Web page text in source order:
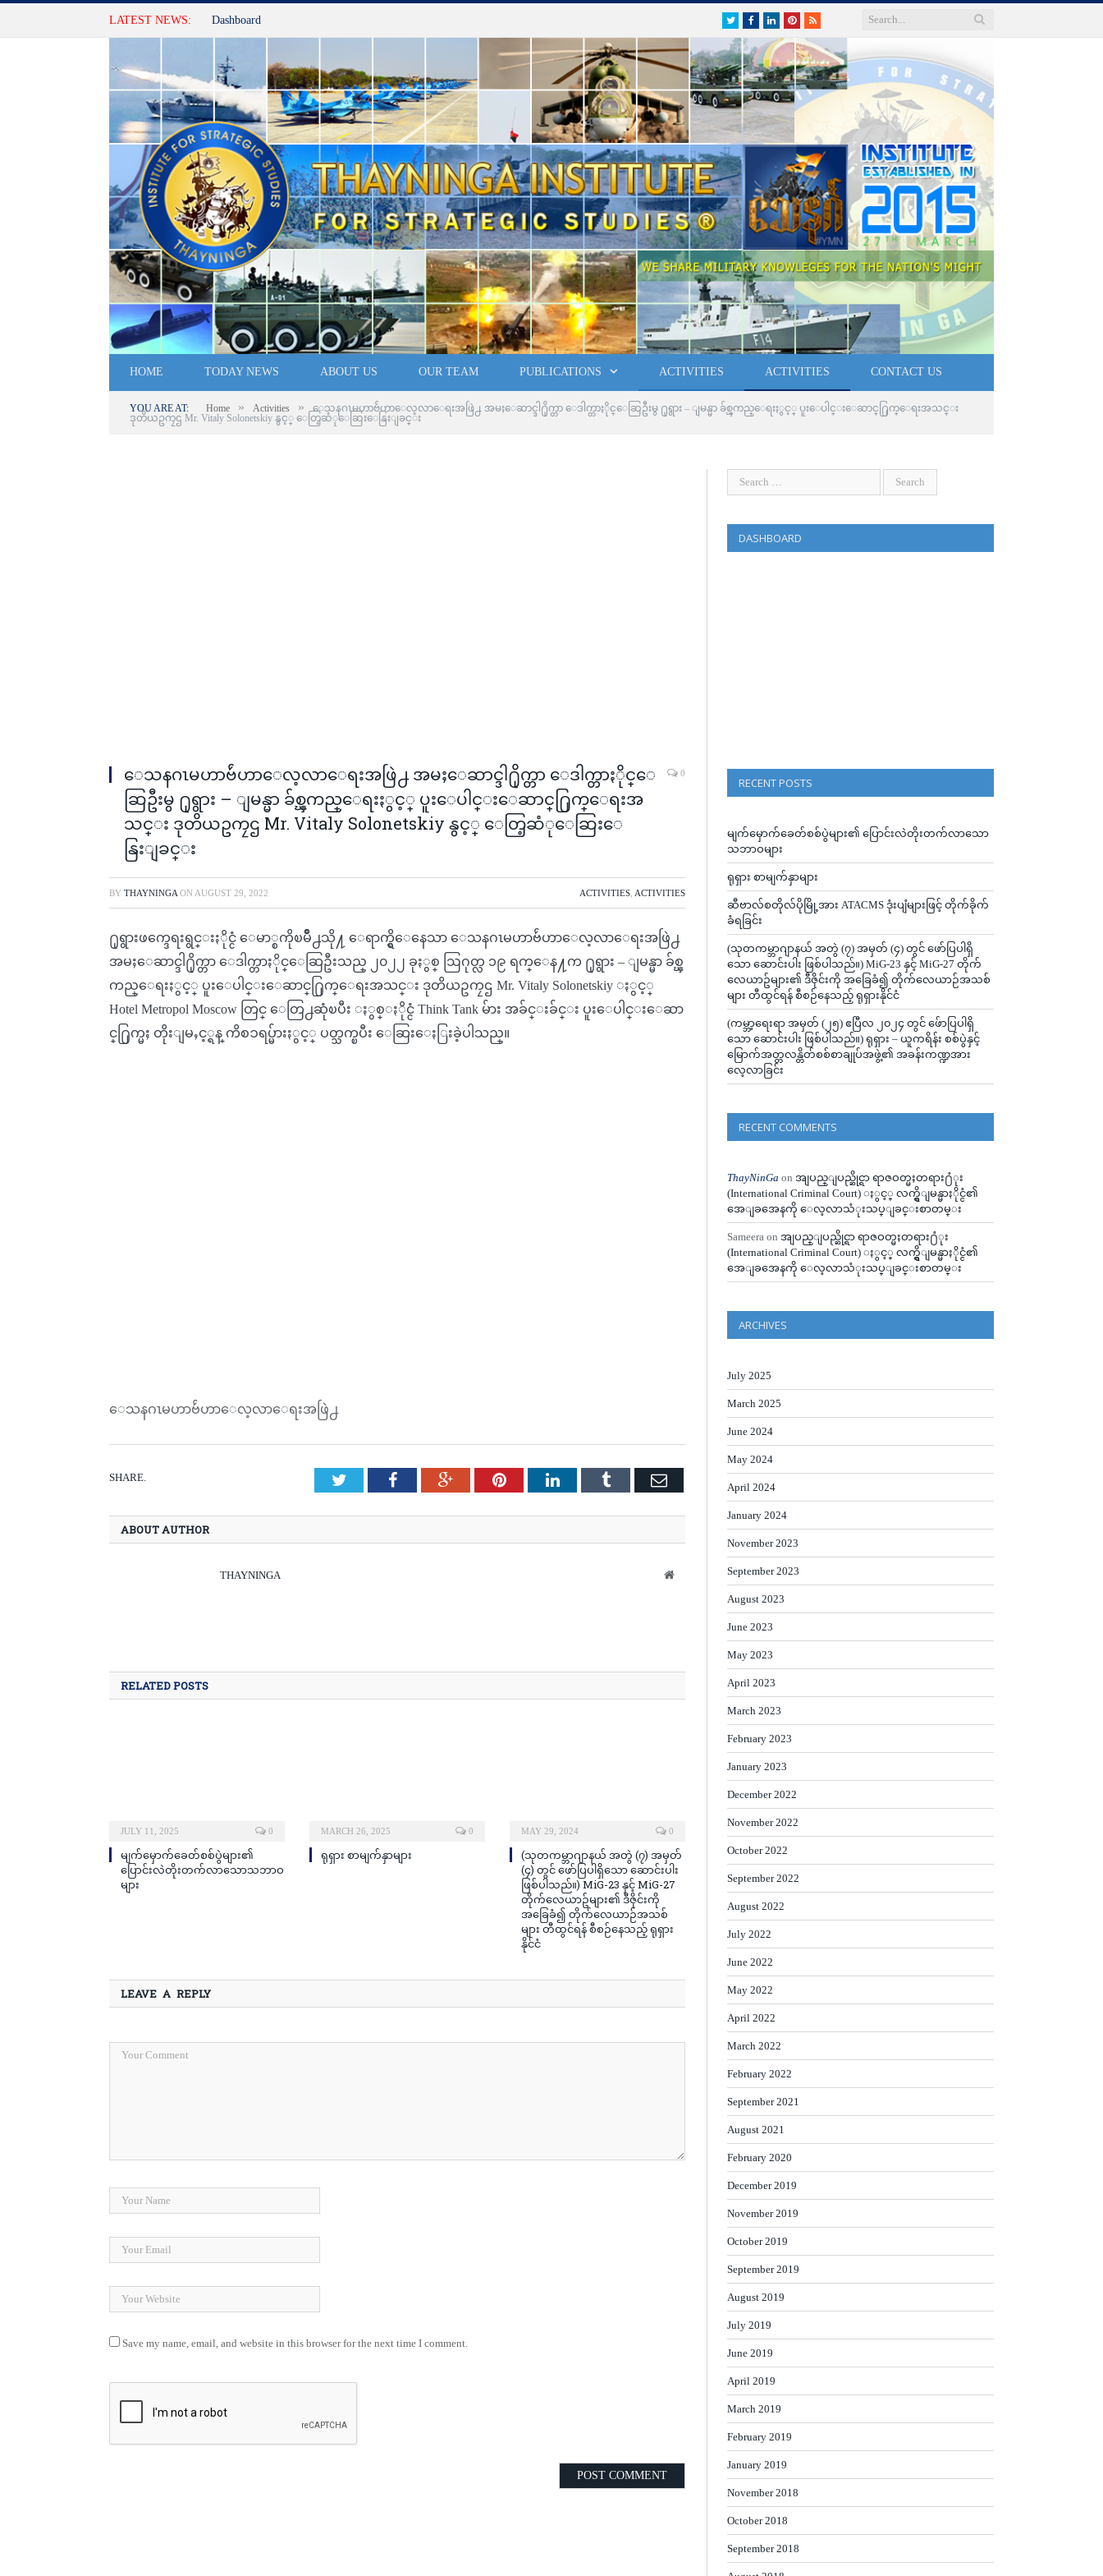
LATEST NEWS: Dashboard TwitterFacebookLinkedInPinterest
RSS
HOME TODAY NEWS ABOUT US OUR TEAM PUBLICATIONS ACTIVITIES ACTIVITIES CONTACT US
YOU ARE AT: Home » Activities »
ေသနဂၤမဟာဗ်ဴဟာေလ့လာေရးအဖြဲ႕ အမႈေဆာင္ဒါ႐ိုက္တာ ေဒါက္တာႏိုင္ေဆြဦးမွ ႐ုရွား – ျမန္မာ ခ်စ္ၾကည္ေရးႏွင့္ ပူးေပါင္းေဆာင္႐ြက္ေရးအသင္း
ဒုတိယဥကၠဌ Mr. Vitaly Solonetskiy နွင့္ ေတြ့ဆံုေဆြးေနြးျခင္း
ေသနဂၤမဟာဗ်ဴဟာေလ့လာေရးအဖြဲ႕ အမႈေဆာင္ဒါ႐ိုက္တာ ေဒါက္တာႏိုင္ေ
ဆြဦးမွ ႐ုရွား – ျမန္မာ ခ်စ္ၾကည္ေရးႏွင့္ ပူးေပါင္းေဆာင္႐ြက္ေရးအ
သင္း ဒုတိယဥကၠဌ Mr. Vitaly Solonetskiy နွင့္ ေတြ့ဆံုေဆြးေ
နြးျခင္း
0
BY THAYNINGA ON AUGUST 29, 2022 ACTIVITIES ACTIVITIES
႐ုရွားဖက္ဒေရးရွင္းႏိုင္ငံ ေမာ္စကိုၿမိဳ႕သို႔ ေရာက္ရွိေနေသာ ေသနဂၤမဟာဗ်ဴဟာေလ့လာေရးအဖြဲ႕
အမႈေဆာင္ဒါ႐ိုက္တာ ေဒါက္တာႏိုင္ေဆြဦးသည္ ၂၀၂၂ ခုႏွစ္ ဩဂုတ္လ ၁၉ ရက္ေန႔က ႐ုရွား – ျမန္မာ ခ်စ္ၾ
ကည္ေရးႏွင့္ ပူးေပါင္းေဆာင္႐ြက္ေရးအသင္း ဒုတိယဥကၠဌ Mr. Vitaly Solonetskiy ႏွင့္
Hotel Metropol Moscow တြင္ ေတြ႕ဆုံၿပီး ႏွစ္ႏိုင္ငံ Think Tank မ်ား အခ်င္းခ်င္း ပူးေပါင္းေဆာ
င္႐ြက္မႈ တိုးျမႇင့္ရန္ ကိစၥရပ္မ်ားႏွင့္ ပတ္သက္ၿပီး ေဆြးေႏြးခဲ့ပါသည္။
ေသနဂၤမဟာဗ်ဴဟာေလ့လာေရးအဖြဲ႕
SHARE. TwitterFacebookGoogle+PinterestLinkedInTumblr Email
ABOUT AUTHOR
THAYNINGA Website
RELATED POSTS
JULY 11, 2025 0
မျက်မှောက်ခေတ်စစ်ပွဲများ၏
ပြောင်းလဲတိုးတက်လာသောသဘာဝ
များ
MARCH 26, 2025 0
ရုရှား စာမျက်နှာများ
MAY 29, 2024 0
(သုတကမ္ဘာဂျာနယ် အတွဲ (၇) အမှတ်
(၄) တွင် ဖော်ပြပါရှိသော ဆောင်းပါး
ဖြစ်ပါသည်။) MiG-23 နှင့် MiG-27
တိုက်လေယာဥ်များ၏ ဒီဇိုင်းကို
အခြေခံ၍ တိုက်လေယာဉ်အသစ်
များ တီထွင်ရန် စီစဉ်နေသည့် ရုရှား
နိုင်ငံ
LEAVE A REPLY
Save my name, email, and website in this browser for the next time I comment.
DASHBOARD
RECENT POSTS
မျက်မှောက်ခေတ်စစ်ပွဲများ၏ ပြောင်းလဲတိုးတက်လာသော
သဘာဝများ
ရုရှား စာမျက်နှာများ
ဆီဗာလ်စတိုလ်ပိုမြို့အား ATACMS ဒုံးပျံများဖြင့် တိုက်ခိုက်
ခံရခြင်း
(သုတကမ္ဘာဂျာနယ် အတွဲ (၇) အမှတ် (၄) တွင် ဖော်ပြပါရှိ
သော ဆောင်းပါး ဖြစ်ပါသည်။) MiG-23 နှင့် MiG-27 တိုက်
လေယာဥ်များ၏ ဒီဇိုင်းကို အခြေခံ၍ တိုက်လေယာဉ်အသစ်
များ တီထွင်ရန် စီစဉ်နေသည့် ရုရှားနိုင်ငံ
(ကမ္ဘာ့ရေးရာ အမှတ် (၂၅) ဧပြီလ ၂၀၂၄ တွင် ဖ်ောပြပါရှိ
သော ဆောင်းပါး ဖြစ်ပါသည်။) ရုရှား – ယူကရိန်း စစ်ပွဲနှင့်
မြောက်အတ္တလန္တိတ်စစ်စာချုပ်အဖွဲ့၏ အခန်းကဏ္ဍအား
လေ့လာခြင်း
RECENT COMMENTS
ThayNinGa on အျပည္ျပည္ဆိုင္ရာ ရာဇဝတ္မႈတရား႐ံုး
(International Criminal Court) ႏွင့္ လက္ရွိျမန္မာႏိုင္ငံ၏
အေျခအေနကို ေလ့လာသံုးသပ္ျခင္းစာတမ္း
Sameera on အျပည္ျပည္ဆိုင္ရာ ရာဇဝတ္မႈတရား႐ံုး
(International Criminal Court) ႏွင့္ လက္ရွိျမန္မာႏိုင္ငံ၏
အေျခအေနကို ေလ့လာသံုးသပ္ျခင္းစာတမ္း
ARCHIVES
July 2025
March 2025
June 2024
May 2024
April 2024
January 2024
November 2023
September 2023
August 2023
June 2023
May 2023
April 2023
March 2023
February 2023
January 2023
December 2022
November 2022
October 2022
September 2022
August 2022
July 2022
June 2022
May 2022
April 2022
March 2022
February 2022
September 2021
August 2021
February 2020
December 2019
November 2019
October 2019
September 2019
August 2019
July 2019
June 2019
April 2019
March 2019
February 2019
January 2019
November 2018
October 2018
September 2018